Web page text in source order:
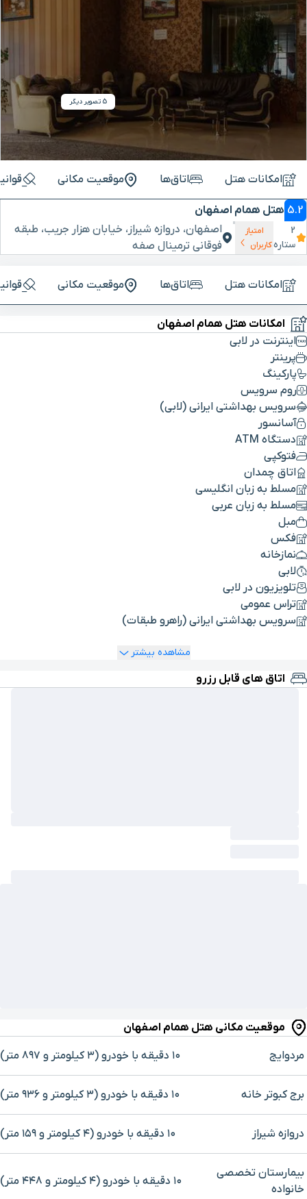
5 تصویر دیگر
امکانات هتل اتاق‌ها موقعیت مکانی
5.2 هتل همام اصفهان
2
ستاره
امتیاز
کاربران
اصفهان، دروازه شیراز، خیابان هزار جریب، طبقه
فوقانی ترمینال صفه
امکانات هتل اتاق‌ها موقعیت مکانی
امکانات هتل همام اصفهان
اینترنت در لابی
پرینتر
پارکینگ
روم سرویس
سرویس بهداشتی ایرانی (لابی)
آسانسور
دستگاه ATM
فتوکپی
اتاق چمدان
مسلط به زبان انگلیسی
مسلط به زبان عربی
مبل
فکس
نمازخانه
لابی
تلویزیون در لابی
تراس عمومی
سرویس بهداشتی ایرانی (راهرو طبقات)
مشاهده بیشتر
اتاق های قابل رزرو
موقعیت مکانی هتل همام اصفهان
مردوایج ۱۰ دقیقه با خودرو (۳ کیلومتر و ۸۹۷ متر)
برج کبوتر خانه ۱۰ دقیقه با خودرو (۳ کیلومتر و ۹۳۶ متر)
دروازه شیراز ۱۰ دقیقه با خودرو (۴ کیلومتر و ۱۵۹ متر)
بیمارستان تخصصی
خانواده
۱۰ دقیقه با خودرو (۴ کیلومتر و ۴۴۸ متر)